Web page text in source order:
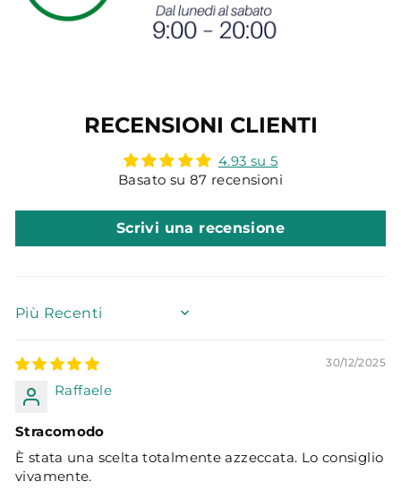
RECENSIONI CLIENTI
4.93 su 5
Basato su 87 recensioni
Scrivi una recensione
SORT BY
30/12/2025
Raffaele
Stracomodo
È stata una scelta totalmente azzeccata. Lo consiglio
vivamente.